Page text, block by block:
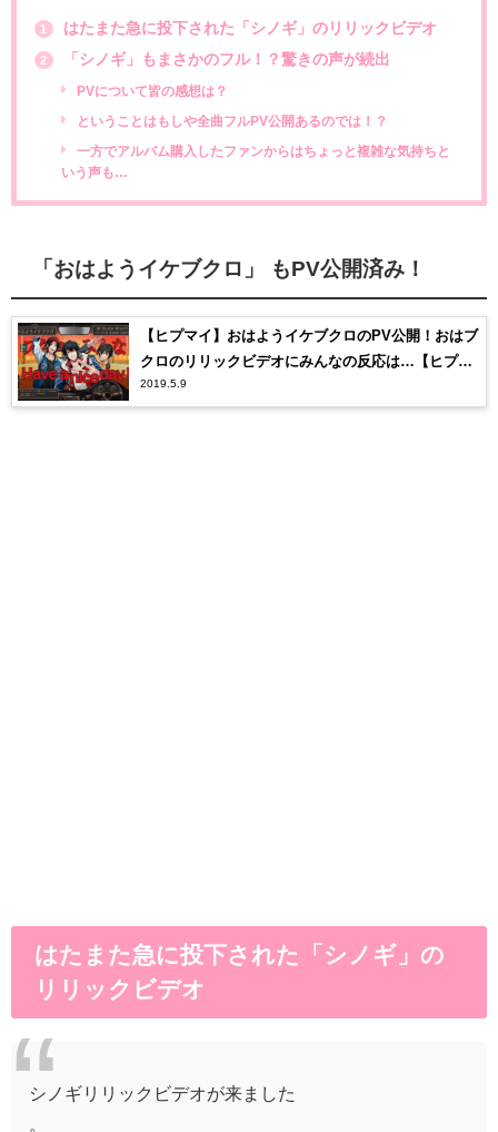
1 はたまた急に投下された「シノギ」のリリックビデオ
2 「シノギ」もまさかのフル！？驚きの声が続出
PVについて皆の感想は？
ということはもしや全曲フルPV公開あるのでは！？
一方でアルバム購入したファンからはちょっと複雑な気持ちと
いう声も…
「おはようイケブクロ」 もPV公開済み！
【ヒプマイ】おはようイケブクロのPV公開！おはブ
クロのリリックビデオにみんなの反応は…【ヒプノ
シスマイク】
2019.5.9
はたまた急に投下された「シノギ」の
リリックビデオ
シノギリリックビデオが来ました